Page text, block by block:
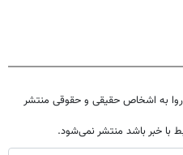
به اشخاص حقیقی و حقوقی منتشر
با خبر باشد منتشر نمی‌شود.